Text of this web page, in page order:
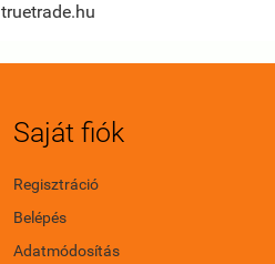
truetrade.hu
Saját fiók
Regisztráció
Belépés
Adatmódosítás